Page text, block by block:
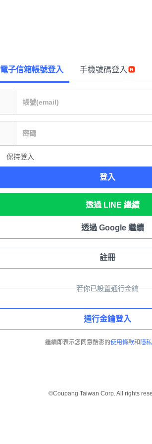
電子信箱帳號登入 手機號碼登入
保持登入
登入
透過 LINE 繼續
透過 Google 繼續
註冊
若你已設置通行金鑰
通行金鑰登入
繼續即表示您同意酷澎的使用條款和 隱
©Coupang Taiwan Corp. All rights